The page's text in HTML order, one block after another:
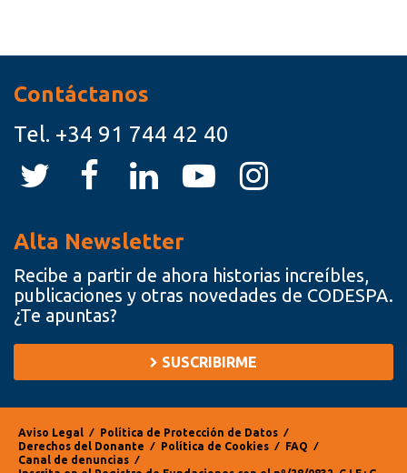
Contáctanos
Tel. +34 91 744 42 40
Alta Newsletter
Recibe a partir de ahora historias increíbles,
publicaciones y otras novedades de CODESPA.
¿Te apuntas?
SUSCRIBIRME
Aviso Legal ⁄ Política de Protección de Datos
⁄
Derechos del Donante
⁄ Política de Cookies ⁄ FAQ
⁄
Canal de denuncias
⁄